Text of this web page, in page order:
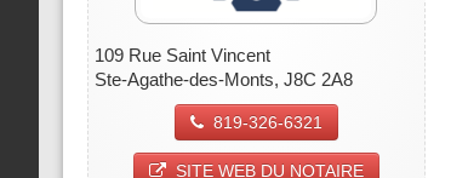
109 Rue Saint Vincent
Ste-Agathe-des-Monts, J8C 2A8
819-326-6321
SITE WEB DU NOTAIRE